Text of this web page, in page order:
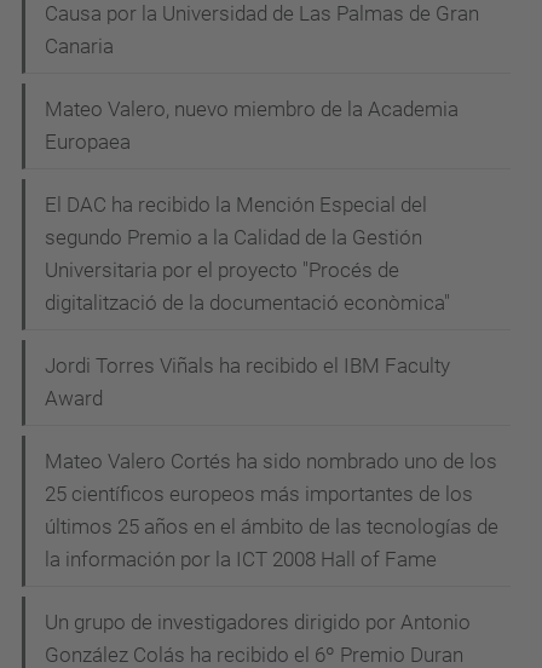
Causa por la Universidad de Las Palmas de Gran
Canaria
Mateo Valero, nuevo miembro de la Academia
Europaea
El DAC ha recibido la Mención Especial del
segundo Premio a la Calidad de la Gestión
Universitaria por el proyecto "Procés de
digitalització de la documentació econòmica"
Jordi Torres Viñals ha recibido el IBM Faculty
Award
Mateo Valero Cortés ha sido nombrado uno de los
25 científicos europeos más importantes de los
últimos 25 años en el ámbito de las tecnologías de
la información por la ICT 2008 Hall of Fame
Un grupo de investigadores dirigido por Antonio
González Colás ha recibido el 6º Premio Duran